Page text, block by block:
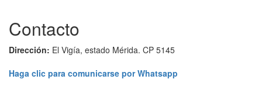
Contacto
Dirección: El Vigía, estado Mérida. CP 5145
Haga clic para comunicarse por Whatsapp